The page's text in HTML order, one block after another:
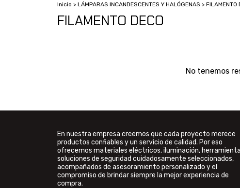
Inicio > LÁMPARAS INCANDESCENTES Y HALÓGENAS > FILAMENTO
FILAMENTO DECO
No tenemos
En nuestra empresa creemos que cada proyecto merece
productos confiables y un servicio de calidad. Por eso
ofrecemos materiales eléctricos, iluminación,
soluciones de seguridad cuidadosamente seleccionados,
acompañados de asesoramiento personalizado y el
compromiso de brindar siempre la mejor experiencia de
compra.